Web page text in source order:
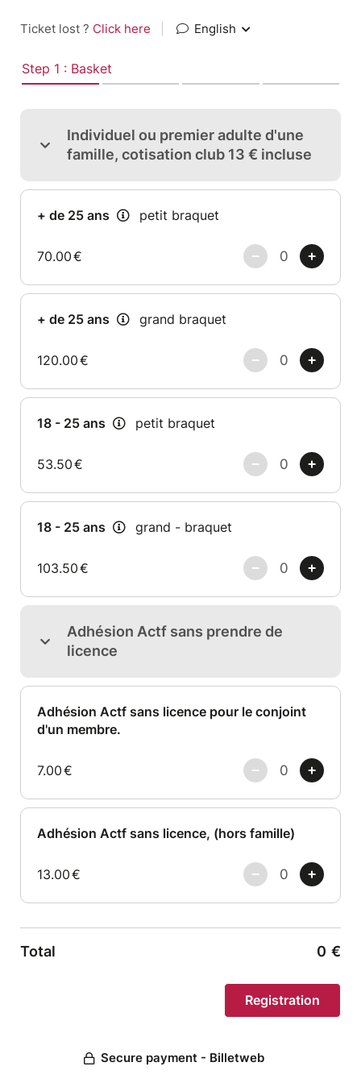
Ticket lost ? Click here English
Step 1 : Basket
Individuel ou premier adulte d'une
famille, cotisation club 13 € incluse
+ de 25 ans petit braquet
70.00€
+ de 25 ans grand braquet
120.00€
18 - 25 ans petit braquet
53.50€
18 - 25 ans grand - braquet
103.50€
Adhésion Actf sans prendre de
licence
Adhésion Actf sans licence pour le conjoint
d'un membre.
7.00€
Adhésion Actf sans licence, (hors famille)
13.00€
Total 0 €
Secure payment - Billetweb